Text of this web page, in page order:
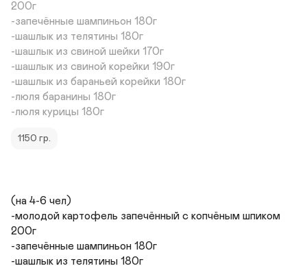
200г
-запечённые шампиньон 180г
-шашлык из телятины 180г
-шашлык из свиной шейки 170г
-шашлык из свиной корейки 190г
-шашлык из бараньей корейки 180г
-люля баранины 180г
1150 гр.
(на 4-6 чел)
-молодой картофель запечённый с копчёным шпиком
200г
-запечённые шампиньон 180г
-шашлык из телятины 180г